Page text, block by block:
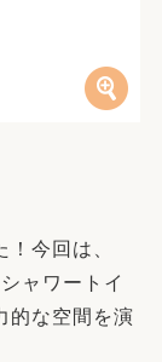
今回は、
ャワートイ
的な空間を演